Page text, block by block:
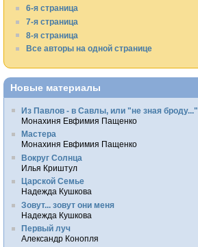
6-я страница
7-я страница
8-я страница
Все авторы на одной странице
Новые материалы
Из Павлов - в Савлы, или "не зная броду..."
Монахиня Евфимия Пащенко
Мастера
Монахиня Евфимия Пащенко
Вокруг Солнца
Илья Криштул
Царской Семье
Надежда Кушкова
Зовут... зовут они меня
Надежда Кушкова
Первый луч
Александр Конопля